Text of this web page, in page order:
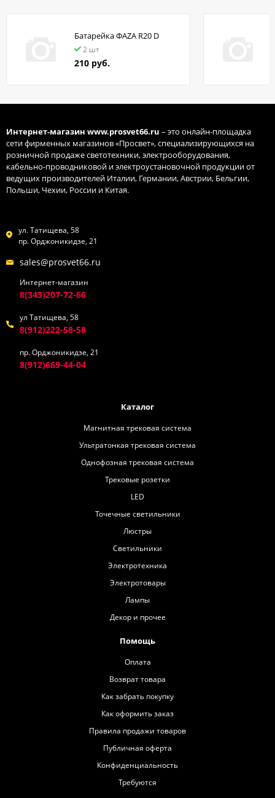
Батарейка ФАZA R20 D
2 шт
210 руб.
Интернет-магазин www.prosvet66.ru – это онлайн-площадка
сети фирменных магазинов «Просвет», специализирующихся на
розничной продаже светотехники, электрооборудования,
кабельно-проводниковой и электроустановочной продукции от
ведущих производителей Италии, Германии, Австрии, Бельгии,
Польши, Чехии, России и Китая.
ул. Татищева, 58
пр. Орджоникидзе, 21
sales@prosvet66.ru
Интернет-магазин
8(343)207-72-66
ул Татищева, 58
8(912)222-58-58
пр. Орджоникидзе, 21
8(912)669-44-04
Каталог
Магнитная трековая система
Ультратонкая трековая система
Однофозная трековая система
Трековые розетки
LED
Точечные светильники
Люстры
Светильники
Электротехника
Электротовары
Лампы
Декор и прочее
Помощь
Оплата
Возврат товара
Как забрать покупку
Как оформить заказ
Правила продажи товаров
Публичная оферта
Конфиденциальность
Требуются